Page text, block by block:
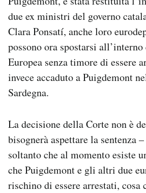
Area Personale
Newsletter
Notifiche mobile
Regala il Post
Hai bisogno di aiuto?
due ex ministri del governo
Clara Ponsatí, anche loro
possono ora spostarsi
Europea senza timore di essere
invece accaduto a Puigdemont
Sardegna.
La decisione della Corte non è
bisognerà aspettare la sentenza
soltanto che al momento esiste
che Puigdemont e gli altri due
rischino di essere arrestati, cosa